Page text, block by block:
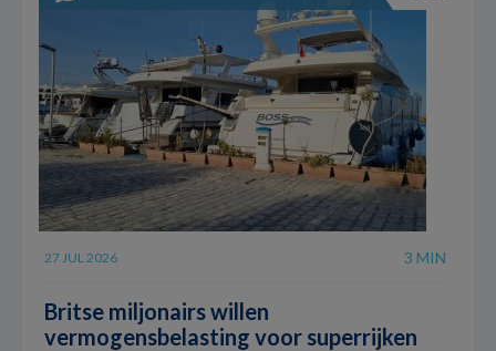
27 JUL 2026 3 MIN
Britse miljonairs willen
vermogensbelasting voor superrijken